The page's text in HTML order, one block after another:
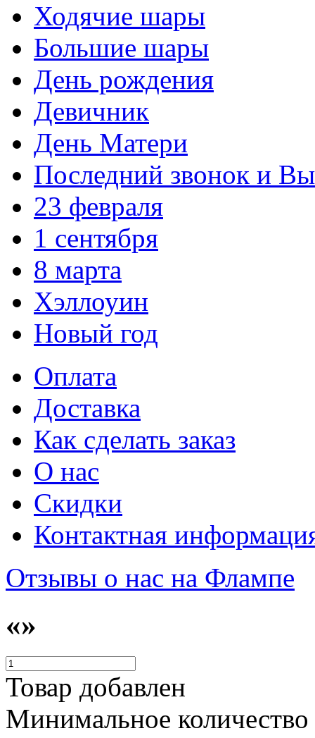
Ходячие шары
Большие шары
День рождения
Девичник
День Матери
Последний звонок и
23 февраля
1 сентября
8 марта
Хэллоуин
Новый год
Оплата
Доставка
Как сделать заказ
О нас
Скидки
Контактная
Отзывы о нас на Флампе
«»
Товар добавлен
Минимальное